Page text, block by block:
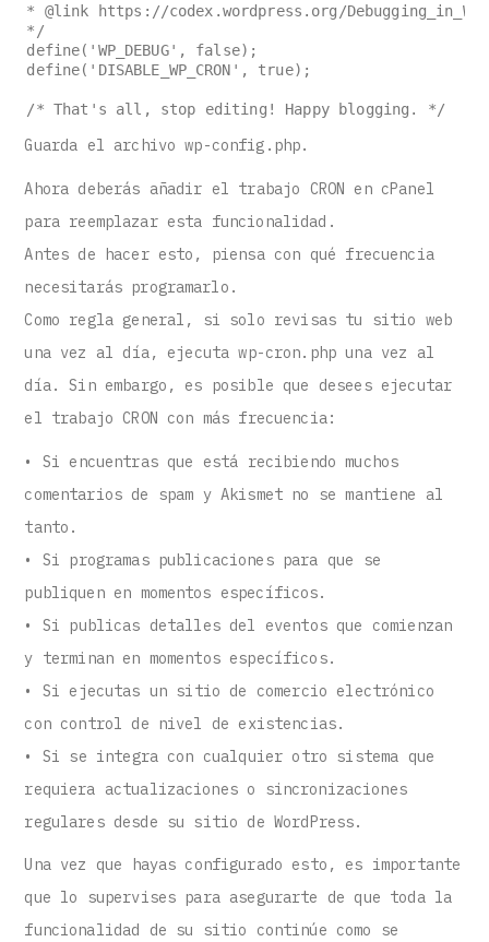
* @link https://codex.wordpress.org/
*/
define('WP_DEBUG', false);
define('DISABLE_WP_CRON', true);
/* That's all, stop editing! Happy blogging. */
Guarda el archivo wp-config.php.
Ahora deberás añadir el trabajo CRON en cPanel
para reemplazar esta funcionalidad.
Antes de hacer esto, piensa con qué frecuencia
necesitarás programarlo.
Como regla general, si solo revisas tu sitio web
una vez al día, ejecuta wp-cron.php una vez al
día. Sin embargo, es posible que desees ejecutar
el trabajo CRON con más frecuencia:
• Si encuentras que está recibiendo muchos
comentarios de spam y Akismet no se mantiene al
tanto.
• Si programas publicaciones para que se
publiquen en momentos específicos.
• Si publicas detalles del eventos que comienzan
y terminan en momentos específicos.
• Si ejecutas un sitio de comercio electrónico
con control de nivel de existencias.
• Si se integra con cualquier otro sistema que
requiera actualizaciones o sincronizaciones
regulares desde su sitio de WordPress.
Una vez que hayas configurado esto, es importante
que lo supervises para asegurarte de que toda la
funcionalidad de su sitio continúe como se